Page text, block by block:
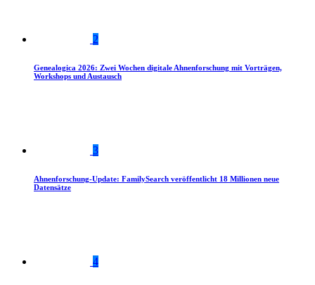
2
Genealogica 2026: Zwei Wochen digitale Ahnenforschung mit Vorträgen,
Workshops und Austausch
3
Ahnenforschung-Update: FamilySearch veröffentlicht 18 Millionen neue
Datensätze
4